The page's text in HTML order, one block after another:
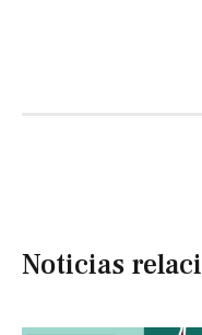
Noticias